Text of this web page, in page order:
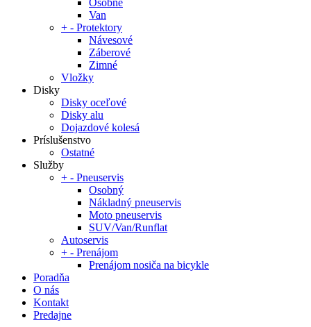
Osobné
Van
+ - Protektory
Návesové
Záberové
Zimné
Vložky
Disky
Disky oceľové
Disky alu
Dojazdové kolesá
Príslušenstvo
Ostatné
Služby
+ - Pneuservis
Osobný
Nákladný pneuservis
Moto pneuservis
SUV/Van/Runflat
Autoservis
+ - Prenájom
Prenájom nosiča na bicykle
Poradňa
O nás
Kontakt
Predajne